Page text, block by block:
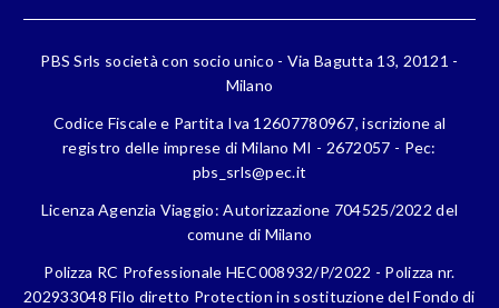
PBS Srls società con socio unico - Via Bagutta 13, 20121 -
Milano
Codice Fiscale e Partita Iva 12607780967, iscrizione al
registro delle imprese di Milano MI - 2672057 - Pec:
pbs_srls@pec.it
Licenza Agenzia Viaggio: Autorizzazione 704525/2022 del
comune di Milano
Polizza RC Professionale HEC008932/P/2022 - Polizza nr.
202933048 Filo diretto Protection in sostituzione del Fondo di